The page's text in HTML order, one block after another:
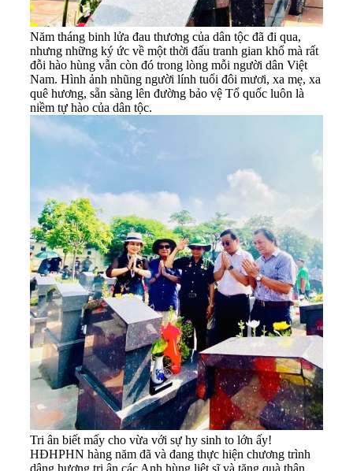
Năm tháng binh lửa đau thương của dân tộc đã đi qua,
nhưng những ký ức về một thời đấu tranh gian khổ mà rất
đỗi hào hùng vẫn còn đó trong lòng mỗi người dân Việt
Nam. Hình ảnh nhũng người lính tuổi đôi mươi, xa mẹ, xa
quê hương, sẵn sàng lên đường bảo vệ Tổ quốc luôn là
niềm tự hào của dân tộc.
Tri ân biết mấy cho vừa với sự hy sinh to lớn ấy!
HĐHPHN hàng năm đã và đang thực hiện chương trình